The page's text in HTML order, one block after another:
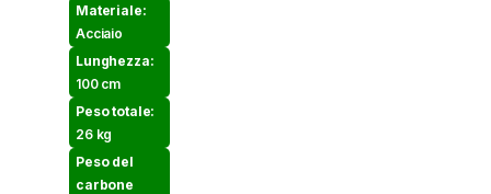
Materiale:
Acciaio
Lunghezza:
100 cm
Peso totale:
26 kg
Peso del
carbone